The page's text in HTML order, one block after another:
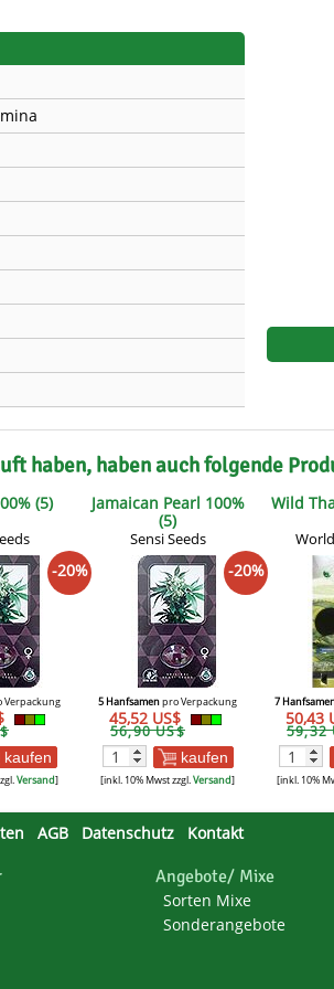
Seeds Co.
of Cannabis
Seeds
Seedy Simon
Söllner - Vadda's
Sumo Seeds
haben, haben auch folgende
(5)
-20%
Verpackung
kaufen
Versand]
Jamaican Pearl 100%
(5)
Sensi Seeds
-20%
5 Hanfsamenpro Verpackung
45,52 US$
56,90 US$
kaufen
[inkl. 10% Mwst zzgl.Versand]
Wild
7
50,43
59,32
[inkl. 10%
AGB Datenschutz Kontakt
Angebote/ Mixe
Sorten Mixe
Sonderangebote